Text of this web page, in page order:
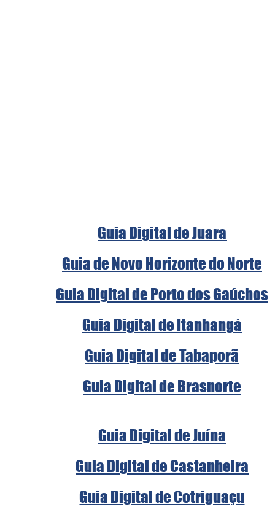
Guia Digital de Juara
Guia de Novo Horizonte do Norte
Guia Digital de Porto dos Gaúchos
Guia Digital de Itanhangá
Guia Digital de Tabaporã
Guia Digital de Brasnorte
Guia Digital de Juína
Guia Digital de Castanheira
Guia Digital de Cotriguaçu